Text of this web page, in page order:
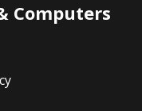
Computers